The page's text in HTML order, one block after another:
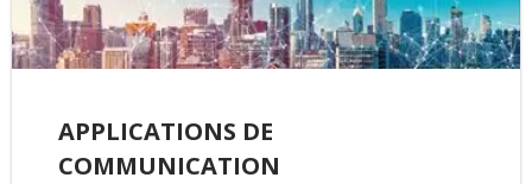
APPLICATIONS DE
COMMUNICATION